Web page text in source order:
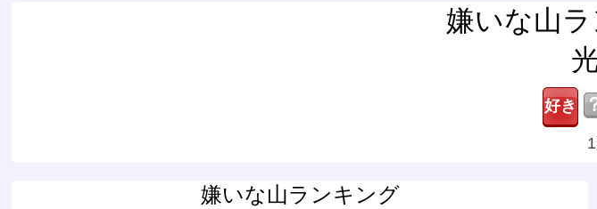
嫌いな山
嫌いな山ランキング